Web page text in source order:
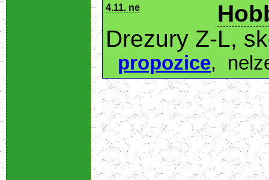
4.11. ne
Drezury Z-L,
propozice,